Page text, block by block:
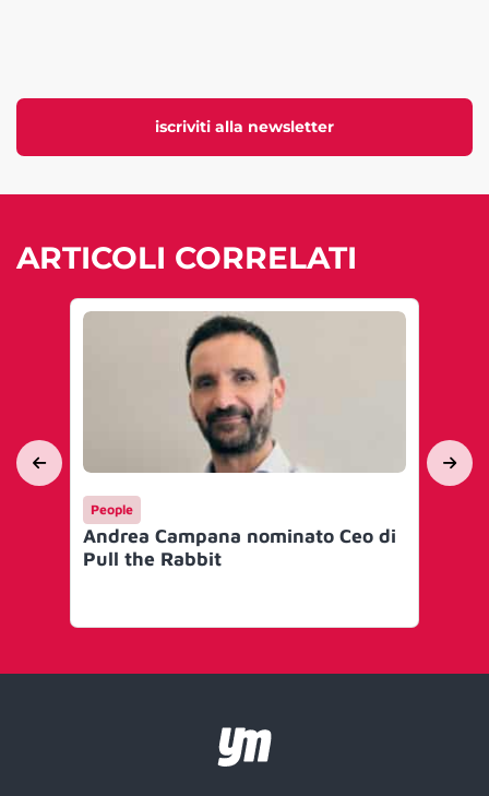
iscriviti alla newsletter
ARTICOLI CORRELATI
People
Andrea Campana nominato Ceo di
Pull the Rabbit